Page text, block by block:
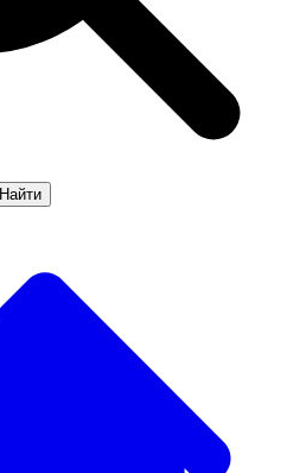
Найти